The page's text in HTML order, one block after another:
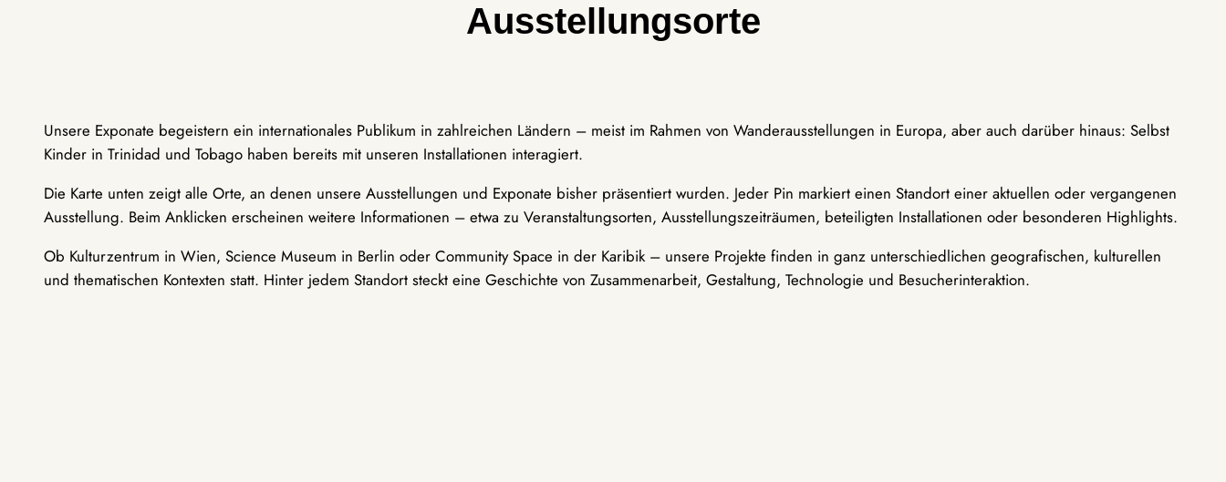
Ausstellungsorte
Unsere Exponate begeistern ein internationales Publikum in zahlreichen Ländern – meist im Rahmen von Wanderausstellungen in Europa, aber auch darüber hinaus: Selbst
Kinder in Trinidad und Tobago haben bereits mit unseren Installationen interagiert.
Die Karte unten zeigt alle Orte, an denen unsere Ausstellungen und Exponate bisher präsentiert wurden. Jeder Pin markiert einen Standort einer aktuellen oder vergangenen
Ausstellung. Beim Anklicken erscheinen weitere Informationen – etwa zu Veranstaltungsorten, Ausstellungszeiträumen, beteiligten Installationen oder besonderen Highlights.
Ob Kulturzentrum in Wien, Science Museum in Berlin oder Community Space in der Karibik – unsere Projekte finden in ganz unterschiedlichen geografischen, kulturellen
und thematischen Kontexten statt. Hinter jedem Standort steckt eine Geschichte von Zusammenarbeit, Gestaltung, Technologie und Besucherinteraktion.